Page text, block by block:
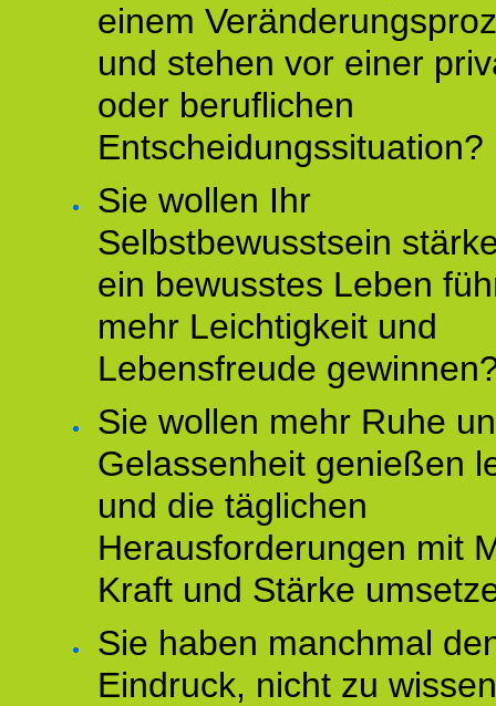
einem
und stehen vor einer
oder beruflichen
Entscheidungssituation?
Sie wollen Ihr
Selbstbewusstsein
ein bewusstes Leben
mehr Leichtigkeit und
Lebensfreude
Sie wollen mehr Ruhe
Gelassenheit genießen
und die täglichen
Herausforderungen mit
Kraft und Stärke
Sie haben manchmal
Eindruck, nicht zu